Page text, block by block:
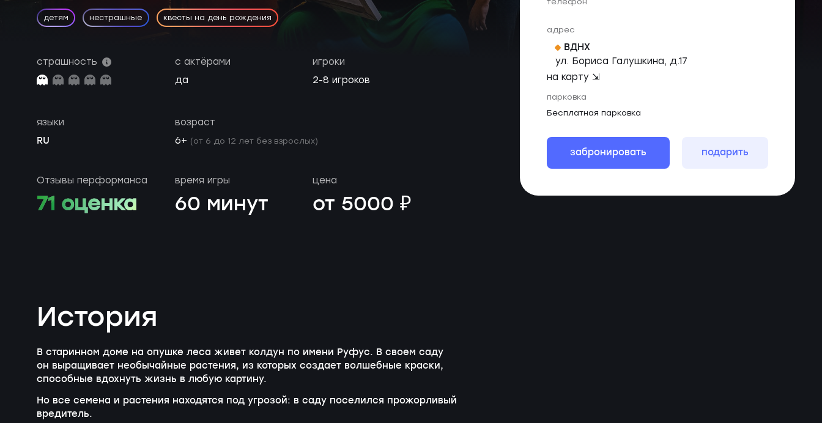
детям нестрашные квесты на день рождения
адрес
ВДНХ
ул. Бориса Галушкина, д.17
на карту ⇲
парковка
Бесплатная парковка
забронировать подарить
страшность
с актёрами
да
игроки
2-8 игроков
языки
RU
возраст
6+ (от 6 до 12 лет без взрослых)
Отзывы перформанса
71 оценка
время игры
60 минут
цена
от 5000 ₽
История
В старинном доме на опушке леса живет колдун по имени Руфус. В своем саду
он выращивает необычайные растения, из которых создает волшебные краски,
способные вдохнуть жизнь в любую картину.
Но все семена и растения находятся под угрозой: в саду поселился прожорливый
вредитель.